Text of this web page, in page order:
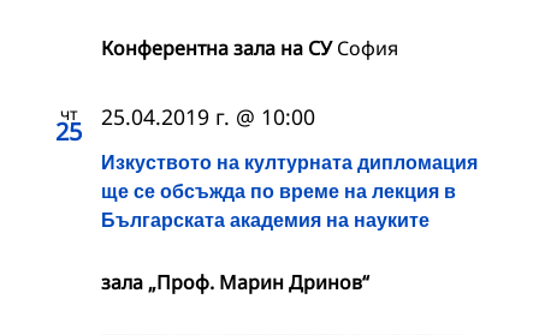
Конферентна зала на СУСофия
чт
25
Изкуството на културната дипломация
ще се обсъжда по време на лекция в
Българската академия на науките
25.04.2019 г. @ 10:00
зала „Проф. Марин Дринов“